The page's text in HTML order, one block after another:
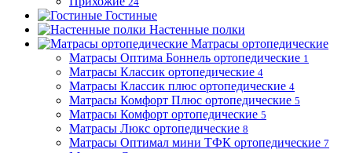
Гостиные
Настенные полки
Матрасы ортопедические
Матрасы Оптима Боннель ортопедические 1
Матрасы Классик ортопедические 4
Матрасы Классик плюс ортопедические 4
Матрасы Комфорт Плюс ортопедические 5
Матрасы Комфорт ортопедические 5
Матрасы Люкс ортопедические 8
Матрасы Оптимал мини ТФК ортопедические 7